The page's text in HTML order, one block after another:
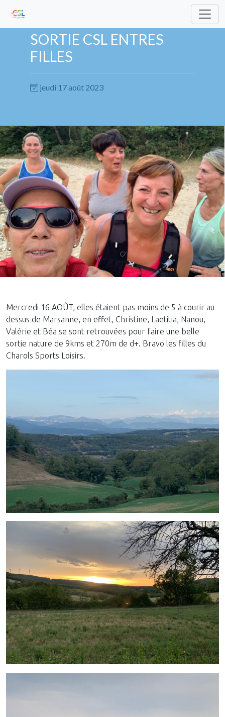
SORTIE CSL ENTRES
FILLES
jeudi 17 août 2023
Mercredi 16 AOÛT, elles étaient pas moins de 5 à courir au
dessus de Marsanne, en effet, Christine, Laetitia, Nanou,
Valérie et Béa se sont retrouvées pour faire une belle
sortie nature de 9kms et 270m de d+. Bravo les filles du
Charols Sports Loisirs.